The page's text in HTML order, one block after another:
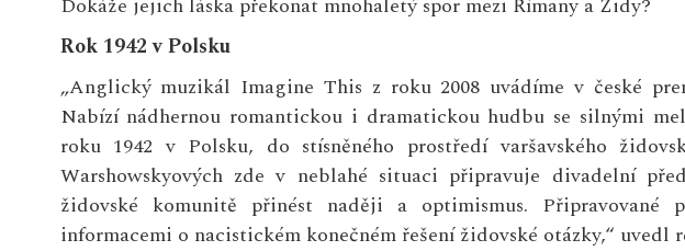
Rok 1942 v Polsku
„Anglický muzikál Imagine This z roku 2008 uvádíme v české
Nabízí nádhernou romantickou i dramatickou hudbu se silnými
roku 1942 v Polsku, do stísněného prostředí varšavského
Warshowskyových zde v neblahé situaci připravuje divadelní
židovské komunitě přinést naději a optimismus. Připravované
informacemi o nacistickém konečném řešení židovské otázky,“ uvedl